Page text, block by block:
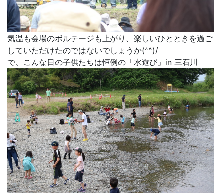
気温も会場のボルテージも上がり、楽しいひとときを過ご
していただけたのではないでしょうか(^^)/
で、こんな日の子供たちは恒例の「水遊び」in 三石川